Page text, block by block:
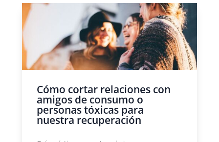
Cómo cortar relaciones con
amigos de consumo o
personas tóxicas para
nuestra recuperación